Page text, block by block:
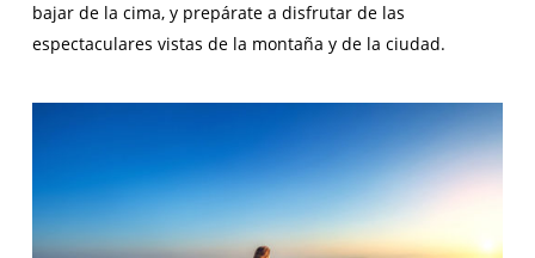
bajar de la cima, y prepárate a disfrutar de las
espectaculares vistas de la montaña y de la ciudad.